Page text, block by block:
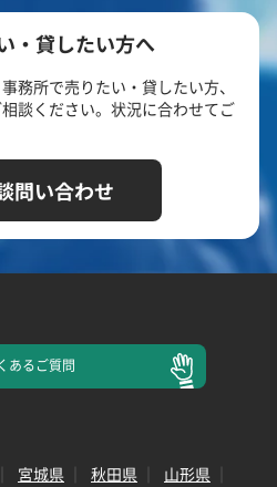
・貸したい方へ
務所で売りたい・貸したい方、
談ください。状況に合わせてご
問い合わせ
あるご質問
宮城県 秋田県
山形県